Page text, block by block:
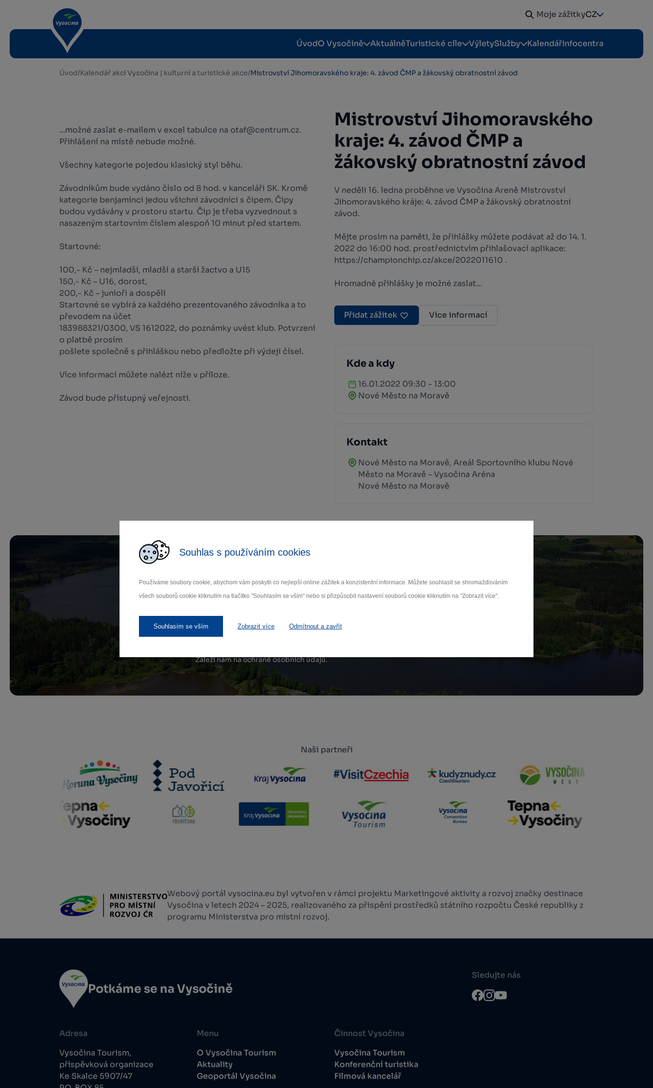
Souhlas s používáním cookies
Používáme soubory cookie, abychom vám poskytli co nejlepší online zážitek a konzistentní informace. Můžete souhlasit se shromažďováním
všech souborů cookie kliknutím na tlačítko "Souhlasím se vším" nebo si přizpůsobit nastavení souborů cookie kliknutím na "Zobrazit více".
Souhlasím se vším Zobrazit více Odmítnout a zavřít
Moje zážitkyCZ
ÚvodO Vysočině AktuálněTuristické cíle VýletySlužby KalendářInfocentra
Úvod/Kalendář akcí Vysočina | kulturní a turistické akce/Mistrovství Jihomoravského kraje: 4. závod ČMP a žákovský obratnostní závod
Mistrovství Jihomoravského
kraje: 4. závod ČMP a
žákovský obratnostní závod
V neděli 16. ledna proběhne ve Vysočina Areně Mistrovství
Jihomoravského kráje: 4. závod ČMP a žákovský obratnostní
závod.
Mějte prosím na paměti, že přihlášky můžete podávat až do 14. 1.
2022 do 16:00 hod. prostřednictvím přihlašovací aplikace:
https://championchip.cz/akce/2022011610 .
Hromadné přihlášky je možné zaslat...
Přidat zážitek Více informací
Kde a kdy
16.01.2022 09:30 - 13:00
Nové Město na Moravě
Kontakt
Nové Město na Moravě, Areál Sportovního klubu Nové
Město na Moravě – Vysočina Aréna
Nové Město na Moravě
...možné zaslat e-mailem v excel tabulce na otaf@centrum.cz.
Přihlášení na místě nebude možné.
Všechny kategorie pojedou klasický styl běhu.
Závodníkům bude vydáno číslo od 8 hod. v kanceláři SK. Kromě
kategorie benjamínci jedou všichni závodníci s čipem. Čipy
budou vydávány v prostoru startu. Čip je třeba vyzvednout s
nasazeným startovním číslem alespoň 10 minut před startem.
Startovné:
100,- Kč – nejmladší, mladší a starší žactvo a U15
150,- Kč – U16, dorost,
200,- Kč – junioři a dospělí
Startovné se vybírá za každého prezentovaného závodníka a to
převodem na účet
183988321/0300, VS 1612022, do poznámky uvést klub. Potvrzení
o platbě prosím
pošlete společně s přihláškou nebo předložte při výdeji čísel.
Více informací můžete nalézt níže v příloze.
Závod bude přístupný veřejnosti.
Zamilujte si Vysočinu
Záleží nám na ochraně osobních údajů.
Naši partneři
Webový portál vysocina.eu byl vytvořen v rámci projektu Marketingové aktivity a rozvoj značky destinace
Vysočina v letech 2024 – 2025, realizovaného za přispění prostředků státního rozpočtu České republiky z
programu Ministerstva pro místní rozvoj.
Potkáme se na Vysočině
Adresa
Vysočina Tourism,
příspěvková organizace
Ke Skalce 5907/47
Menu
O Vysočina Tourism
Aktuality
Geoportál Vysočina
Činnost Vysočina
Vysočina Tourism
Konferenční turistika
Filmová kancelář
Sledujte nás